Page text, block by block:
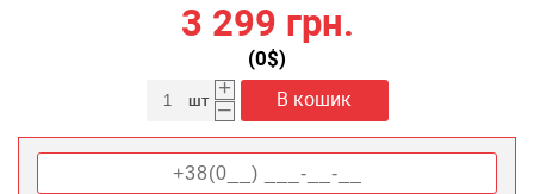
3 299 грн.
(0$)
+
–
В кошик
шт